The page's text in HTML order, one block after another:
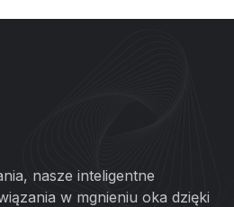
nasze inteligentne
w mgnieniu oka dzięki